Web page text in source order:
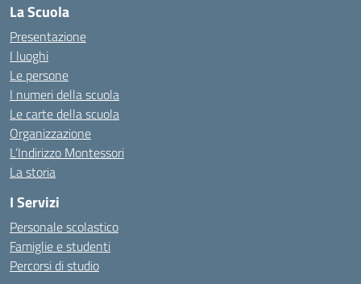
La Scuola
Presentazione
I luoghi
Le persone
I numeri della scuola
Le carte della scuola
Organizzazione
L’Indirizzo Montessori
La storia
I Servizi
Personale scolastico
Famiglie e studenti
Percorsi di studio